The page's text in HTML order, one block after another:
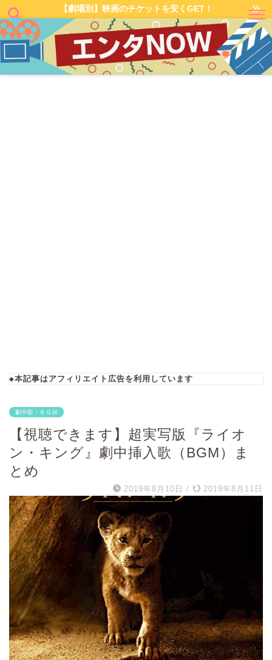
【劇場別】映画のチケットを安くGET！
◆本記事はアフィリエイト広告を利用しています
劇中歌・ＢＧＭ
【視聴できます】超実写版『ライオ
ン・キング』劇中挿入歌（BGM）ま
とめ
2019年8月10日 / 2019年8月11日